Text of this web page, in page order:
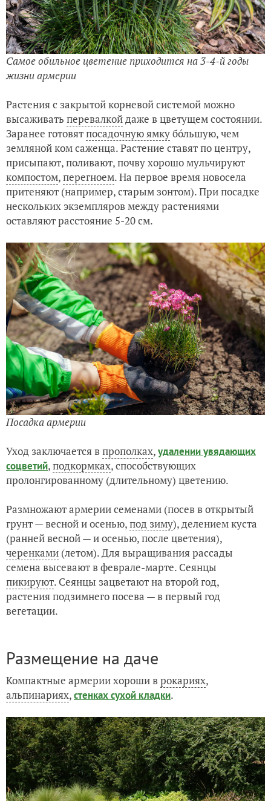
Самое обильное цветение приходится на 3-4-й годы
жизни армерии
Растения с закрытой корневой системой можно
высаживать перевалкойдаже в цветущем состоянии.
Заранее готовятпосадочную ямкубóльшую, чем
земляной ком саженца. Растение ставят по центру,
присыпают, поливают, почву хорошо мульчируют
компостом,перегноем. На первое время новосела
притеняют (например, старым зонтом). При посадке
нескольких экземпляров между растениями
оставляют расстояние 5-20 см.
Посадка армерии
Уход заключается впрополках,удалении увядающих
соцветий,подкормках, способствующих
пролонгированному (длительному) цветению.
Размножают армерии семенами (посев в открытый
грунт — весной и осенью,под зиму), делением куста
(ранней весной — и осенью, после цветения),
черенками (летом). Для выращивания рассады
семена высевают в феврале-марте. Сеянцы
пикируют. Сеянцы зацветают на второй год,
растения подзимнего посева — в первый год
вегетации.
Размещение на даче
Компактные армерии хороши врокариях,
альпинариях,стенках сухой кладки.